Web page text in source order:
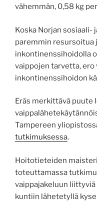
vähemmän, 0,58 kg
Koska Norjan sosiaali-
paremmin resursoitua
inkontinenssihoidolla
vaippojen tarvetta,
inkontinenssihoidon
Eräs merkittävä
Tampereen
tutkimuksessa.
Hoitotieteiden maisteri
toteuttamassa
vaippajakeluun
kuntiin lähetetyllä